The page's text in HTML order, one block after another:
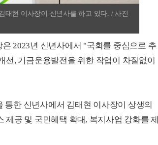
태현 이사장이 신년사를 하고 있다. / 사진
2023년 신년사에서 "국회를 중심으로 추
선, 기금운용발전을 위한 작업이 차질없이
통한 신년사에서 김태현 이사장이 상생의
공 및 국민혜택 확대, 복지사업 강화를 제